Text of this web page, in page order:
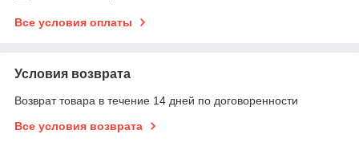
Все условия оплаты
Условия возврата
Возврат товара в течение 14 дней по договоренности
Все условия возврата